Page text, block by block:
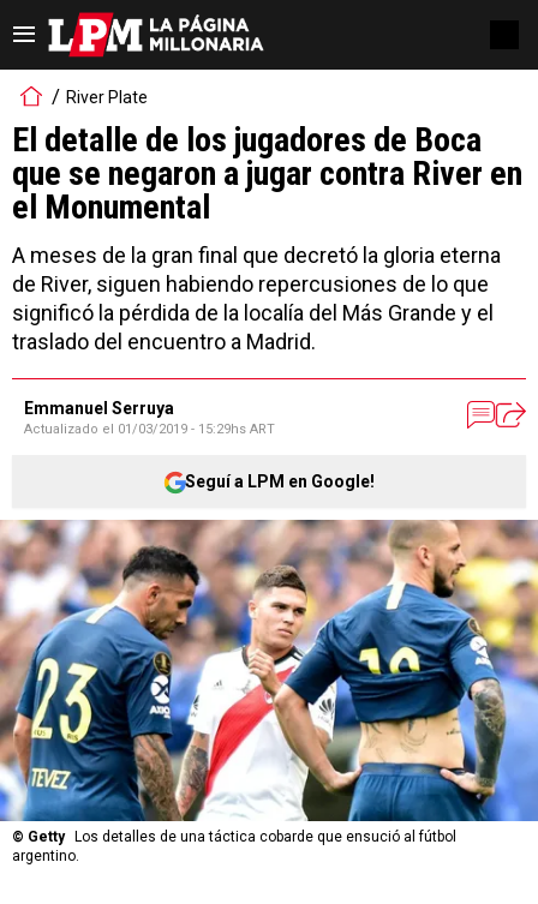
River Plate
El detalle de los jugadores de Boca
que se negaron a jugar contra River en
el Monumental
A meses de la gran final que decretó la gloria eterna
de River, siguen habiendo repercusiones de lo que
significó la pérdida de la localía del Más Grande y el
traslado del encuentro a Madrid.
Emmanuel Serruya
Actualizado el 01/03/2019 - 15:29hs ART
Seguí a LPM en Google!
© Getty
Los detalles de una táctica cobarde que ensució al fútbol
argentino.